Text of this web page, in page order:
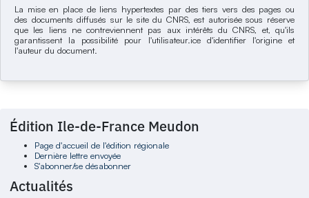
La mise en place de liens hypertextes par des tiers vers des pages ou
des documents diffusés sur le site du CNRS, est autorisée sous réserve
que les liens ne contreviennent pas aux intérêts du CNRS, et, qu'ils
garantissent la possibilité pour l'utilisateur.ice d'identifier l'origine et
l'auteur du document.
Édition Ile-de-France Meudon
Page d'accueil de l'édition régionale
Dernière lettre envoyée
S'abonner/se désabonner
Actualités